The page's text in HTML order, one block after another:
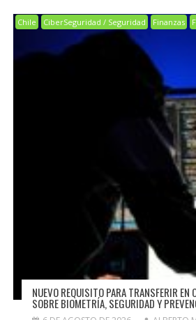
Chile CiberSeguridad / Seguridad Finanzas
NUEVO REQUISITO PARA TRANSFERIR EN
SOBRE BIOMETRÍA, SEGURIDAD Y